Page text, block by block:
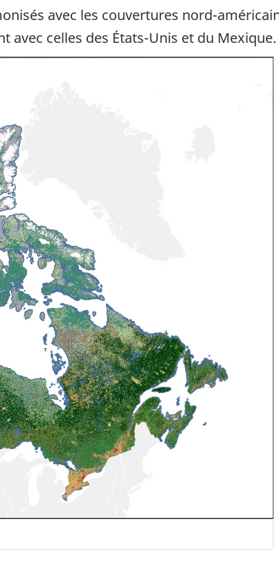
avec les couvertures nord-
avec celles des États-Unis et du Mexique.